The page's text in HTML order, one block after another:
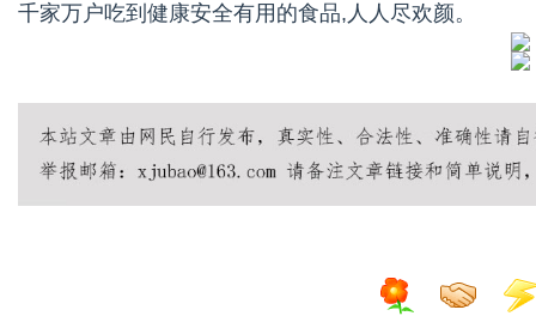
千家万户吃到健康安全有用的食品,人人尽欢颜。